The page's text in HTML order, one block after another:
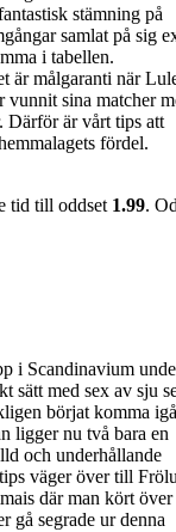
stämning på
samlat på sig
i tabellen.
är målgaranti när
vunnit sina matcher
Därför är vårt tips att
fördel.
tid till oddset 1.99.
i Scandinavium
sätt med sex av sju
börjat komma
ligger nu två bara en
och underhållande
väger över till
där man kört över
gå segrade ur denna